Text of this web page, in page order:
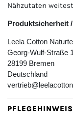
Nähzutaten
Produktsicherheit
Leela Cotton
Georg-Wulf-Straße
28199 Bremen
Deutschland